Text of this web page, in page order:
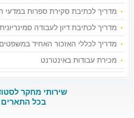
מדריך לכתיבת סקירת ספרות במדעי
מדריך לכתיבת דיון לעבודה סמינריונית
מדריך לכללי האזכור האחיד במשפטים
מכירת עבודות באינטרנט
שירותי מחקר
בכל התארים